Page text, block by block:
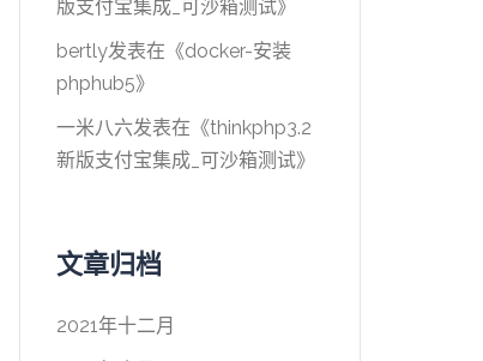
版支付宝集成_可沙箱测试》
bertly发表在《docker-安装
phphub5》
一米八六发表在《thinkphp3.2
新版支付宝集成_可沙箱测试》
文章归档
2021年十二月